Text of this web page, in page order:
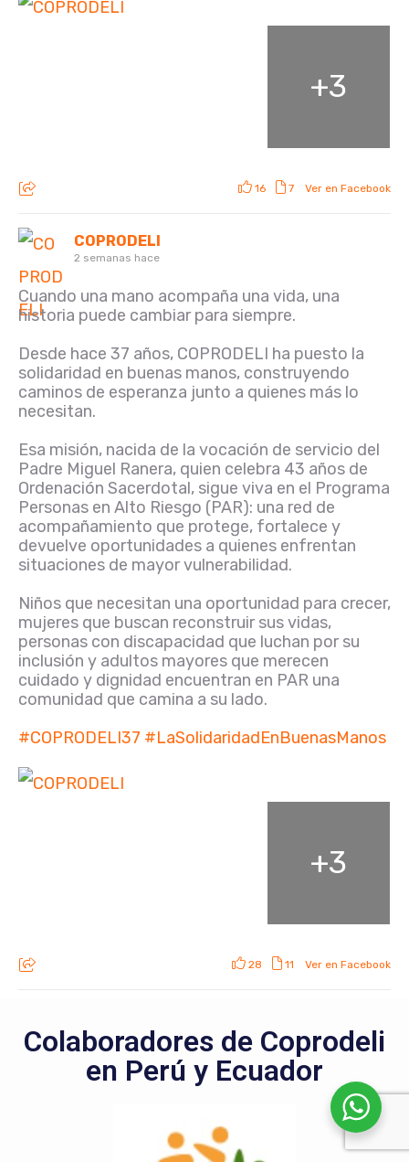
+3
16 7 Ver en Facebook
COPRODELI
2 semanas hace
Cuando una mano acompaña una vida, una
historia puede cambiar para siempre.
Desde hace 37 años, COPRODELI ha puesto la
solidaridad en buenas manos, construyendo
caminos de esperanza junto a quienes más lo
necesitan.
Esa misión, nacida de la vocación de servicio del
Padre Miguel Ranera, quien celebra 43 años de
Ordenación Sacerdotal, sigue viva en el Programa
Personas en Alto Riesgo (PAR): una red de
acompañamiento que protege, fortalece y
devuelve oportunidades a quienes enfrentan
situaciones de mayor vulnerabilidad.
Niños que necesitan una oportunidad para crecer,
mujeres que buscan reconstruir sus vidas,
personas con discapacidad que luchan por su
inclusión y adultos mayores que merecen
cuidado y dignidad encuentran en PAR una
comunidad que camina a su lado.
#COPRODELI37 #LaSolidaridadEnBuenasManos
+3
28 11 Ver en Facebook
Colaboradores de Coprodeli
en Perú y Ecuador